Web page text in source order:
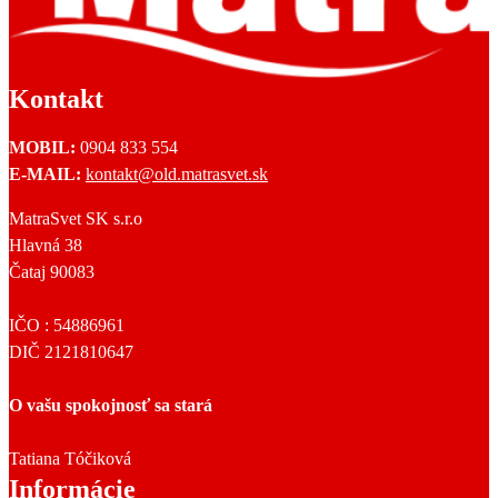
Kontakt
MOBIL: 0904 833 554
E-MAIL: kontakt@old.matrasvet.sk
MatraSvet SK s.r.o
Hlavná 38
Čataj 90083
IČO : 54886961
DIČ 2121810647
O vašu spokojnosť sa stará
Tatiana Tóčiková
Informácie